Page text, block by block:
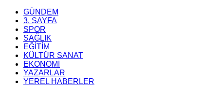
GÜNDEM
3. SAYFA
SPOR
SAĞLIK
EĞİTİM
KÜLTÜR SANAT
EKONOMİ
YAZARLAR
YEREL HABERLER